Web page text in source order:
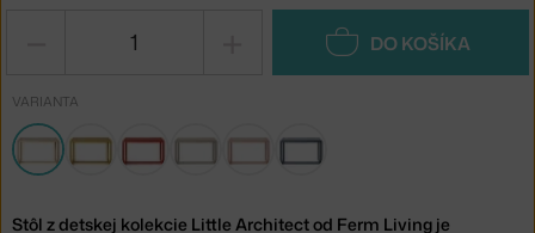
DO KOŠÍKA
VARIANTA
Stôl z detskej kolekcie Little Architect od Ferm Living je